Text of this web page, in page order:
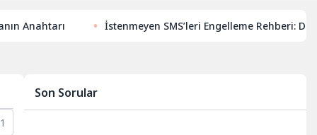
İstenmeyen SMS’leri Engelleme Rehberi: Dijital
Son Sorular